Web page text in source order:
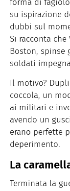
forma di
su ispirazione
dubbi sul
Si racconta
Boston, spinse
soldati
Il motivo?
coccola, un
ai militari e
avendo un
erano perfette
deperimento.
La
Terminata la